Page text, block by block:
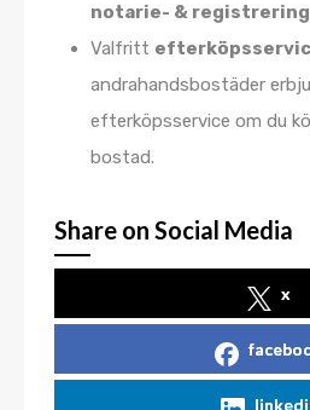
notarie- &
Valfritt
andrahandsbostäder
efterköpsservice om du
bostad.
Share on Social Media
x